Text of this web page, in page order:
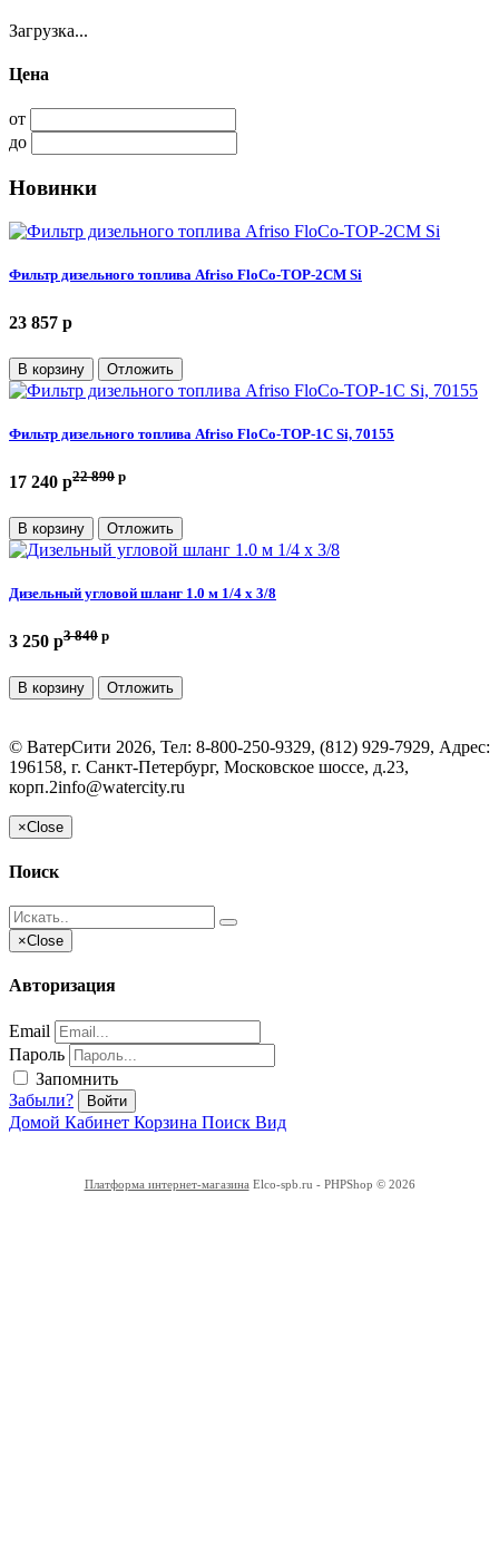
Загрузка...
Цена
от
до
Новинки
Фильтр дизельного топлива Afriso FloCo-TOP-2СM Si
23 857 p
В корзину Отложить
Фильтр дизельного топлива Afriso FloCo-TOP-1С Si, 70155
17 240 p22 890 p
В корзину Отложить
Дизельный угловой шланг 1.0 м 1/4 х 3/8
3 250 p3 840 p
В корзину Отложить
© ВатерСити 2026, Тел: 8-800-250-9329, (812) 929-7929, Адрес:
196158, г. Санкт-Петербург, Московское шоссе, д.23,
корп.2info@watercity.ru
×Close
Поиск
×Close
Авторизация
Email
Пароль
Запомнить
Забыли?
Войти
Домой Кабинет Корзина Поиск Вид
Платформа интернет-магазина Elco-spb.ru - PHPShop © 2026